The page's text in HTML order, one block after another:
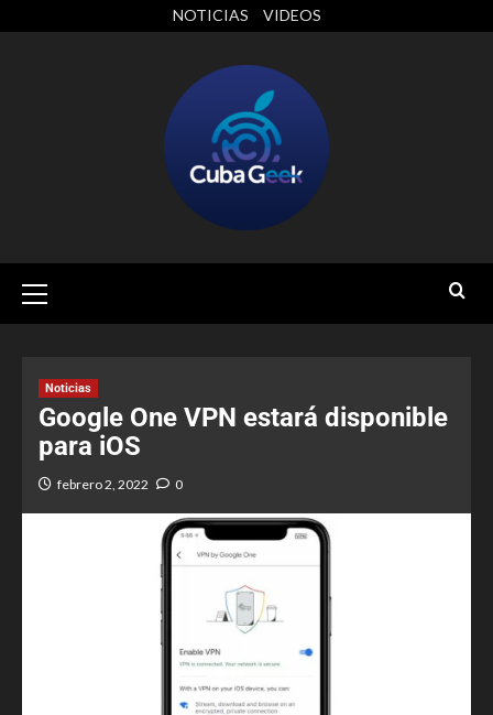
NOTICIAS VIDEOS
Noticias
Google One VPN estará disponible
para iOS
febrero 2, 2022 0